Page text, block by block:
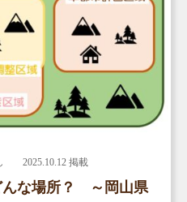
2025.10.12 掲載
んな場所？ ～岡山県